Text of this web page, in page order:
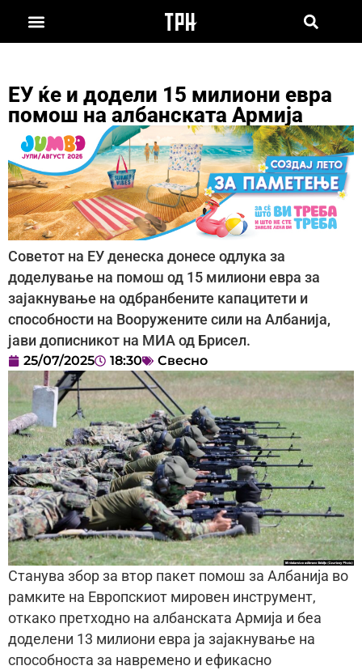
ЕУ ќе и додели 15 милиони евра
помош на албанската Армија
Советот на ЕУ денеска донесе одлука за
доделување на помош од 15 милиони евра за
зајакнување на одбранбените капацитети и
способности на Вооружените сили на Албанија,
јави дописникот на МИА од Брисел.
25/07/2025 18:30 Свесно
Станува збор за втор пакет помош за Албанија во
рамките на Европскиот мировен инструмент,
откако претходно на албанската Армија и беа
доделени 13 милиони евра ја зајакнување на
способноста за навремено и ефикасно